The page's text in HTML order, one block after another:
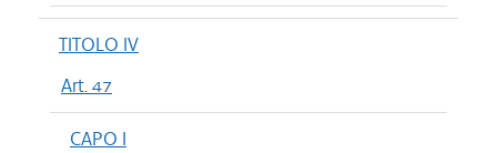
TITOLO IV
Art. 47
CAPO I